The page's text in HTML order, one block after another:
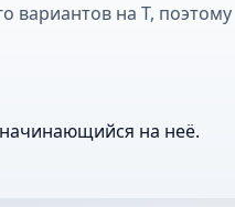
вариантов на Т, поэтому
на неё.